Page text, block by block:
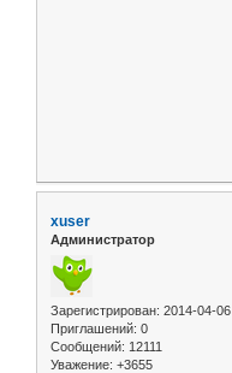
xuser
Администратор
Зарегистрирован: 2014-04-06
Приглашений: 0
Сообщений: 12111
Уважение: +3655